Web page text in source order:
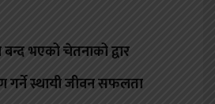
भएको चेतनाको द्वार
गर्ने स्थायी जीवन सफलता